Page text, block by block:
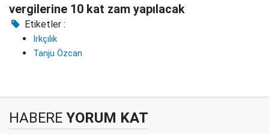
vergilerine 10 kat zam yapılacak
Etiketler :
Irkçılık
Tanju Özcan
HABERE YORUM KAT